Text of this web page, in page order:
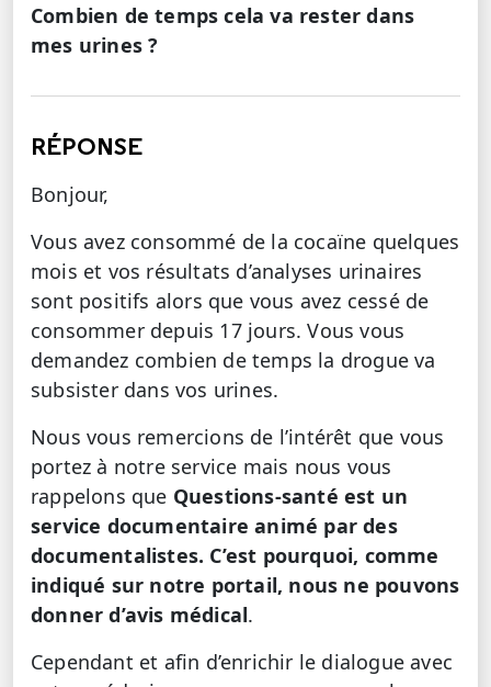
Combien de temps cela va rester dans
mes urines ?
RÉPONSE
Bonjour,
Vous avez consommé de la cocaïne quelques
mois et vos résultats d’analyses urinaires
sont positifs alors que vous avez cessé de
consommer depuis 17 jours. Vous vous
demandez combien de temps la drogue va
subsister dans vos urines.
Nous vous remercions de l’intérêt que vous
portez à notre service mais nous vous
rappelons que Questions-santé est un
service documentaire animé par des
documentalistes. C’est pourquoi, comme
indiqué sur notre portail, nous ne pouvons
donner d’avis médical.
Cependant et afin d’enrichir le dialogue avec